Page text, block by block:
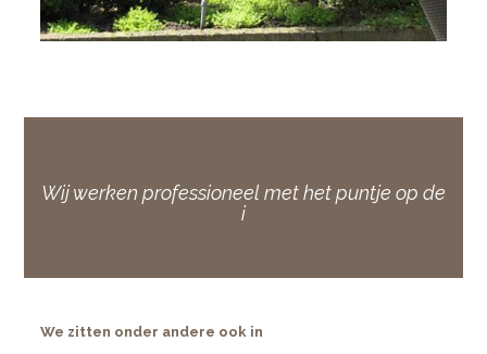
Wij werken professioneel met het puntje op de
i
We zitten onder andere ook in